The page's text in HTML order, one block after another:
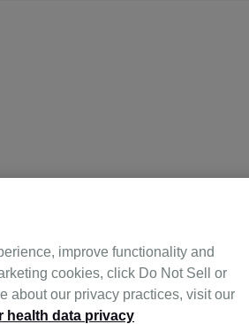
improve functionality and
cookies, click Do Not Sell or
about our privacy practices, visit our
health data privacy